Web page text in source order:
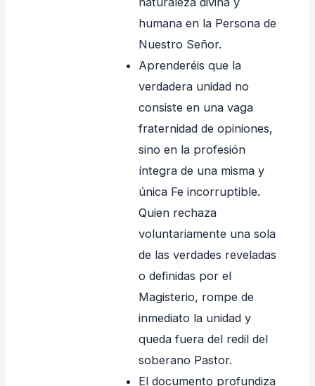
humana en la Persona de
Nuestro Señor.
Aprenderéis que la
verdadera unidad no
consiste en una vaga
fraternidad de opiniones,
sino en la profesión
íntegra de una misma y
única Fe incorruptible.
Quien rechaza
voluntariamente una sola
de las verdades reveladas
o definidas por el
Magisterio, rompe de
inmediato la unidad y
queda fuera del redil del
soberano Pastor.
El documento profundiza